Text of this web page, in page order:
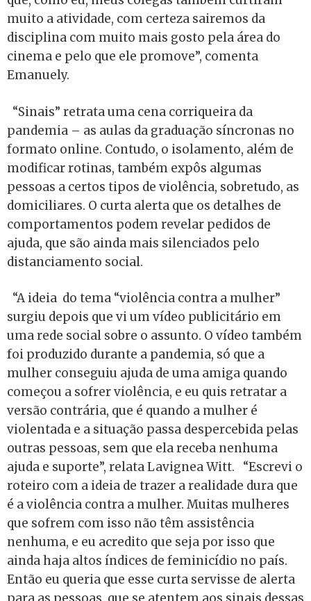
muito a atividade, com certeza sairemos da
disciplina com muito mais gosto pela área do
cinema e pelo que ele promove”, comenta
Emanuely.
“Sinais” retrata uma cena corriqueira da
pandemia – as aulas da graduação síncronas no
formato online. Contudo, o isolamento, além de
modificar rotinas, também expôs algumas
pessoas a certos tipos de violência, sobretudo, as
domiciliares. O curta alerta que os detalhes de
comportamentos podem revelar pedidos de
ajuda, que são ainda mais silenciados pelo
distanciamento social.
“A ideia do tema “violência contra a mulher”
surgiu depois que vi um vídeo publicitário em
uma rede social sobre o assunto. O vídeo também
foi produzido durante a pandemia, só que a
mulher conseguiu ajuda de uma amiga quando
começou a sofrer violência, e eu quis retratar a
versão contrária, que é quando a mulher é
violentada e a situação passa despercebida pelas
outras pessoas, sem que ela receba nenhuma
ajuda e suporte”, relata Lavignea Witt.
“Escrevi o
roteiro com a ideia de trazer a realidade dura que
é a violência contra a mulher. Muitas mulheres
que sofrem com isso não têm assistência
nenhuma, e eu acredito que seja por isso que
ainda haja altos índices de feminicídio no país.
Então eu queria que esse curta servisse de alerta